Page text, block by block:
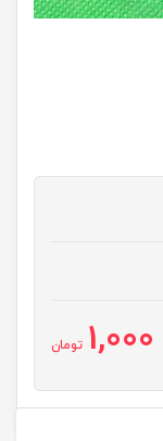
1,000 تومان